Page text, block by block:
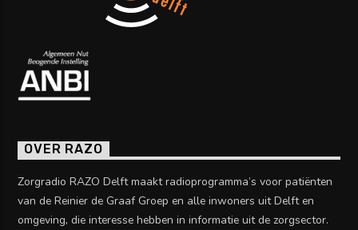
OVER RAZO
Zorgradio RAZO Delft maakt radioprogramma’s voor patiënten
van de Reinier de Graaf Groep en alle inwoners uit Delft en
omgeving, die interesse hebben in informatie uit de zorgsector.